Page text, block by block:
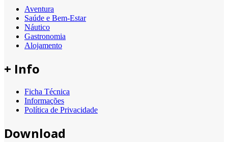
Aventura
Saúde e Bem-Estar
Náutico
Gastronomia
Alojamento
+ Info
Ficha Técnica
Informações
Política de Privacidade
Download